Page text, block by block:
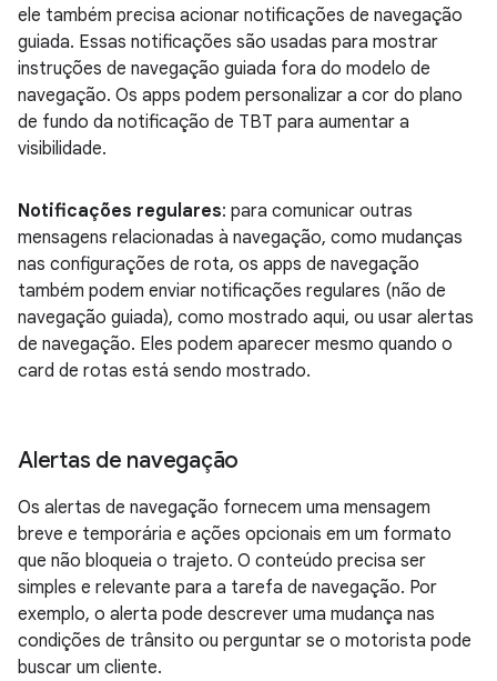
ele também precisa acionar notificações de navegação
guiada. Essas notificações são usadas para mostrar
instruções de navegação guiada fora do modelo de
navegação. Os apps podem personalizar a cor do plano
de fundo da notificação de TBT para aumentar a
visibilidade.
Notificações regulares: para comunicar outras
mensagens relacionadas à navegação, como mudanças
nas configurações de rota, os apps de navegação
também podem enviar notificações regulares (não de
navegação guiada), como mostrado aqui, ou usar alertas
de navegação. Eles podem aparecer mesmo quando o
card de rotas está sendo mostrado.
Alertas de navegação
Os alertas de navegação fornecem uma mensagem
breve e temporária e ações opcionais em um formato
que não bloqueia o trajeto. O conteúdo precisa ser
simples e relevante para a tarefa de navegação. Por
exemplo, o alerta pode descrever uma mudança nas
condições de trânsito ou perguntar se o motorista pode
buscar um cliente.